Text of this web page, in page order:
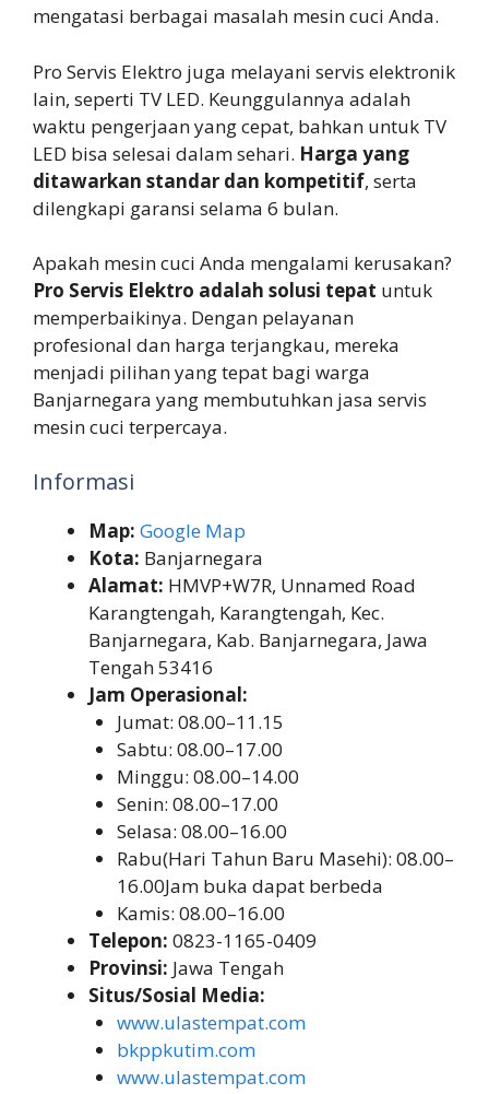
mengatasi berbagai masalah mesin cuci Anda.
Pro Servis Elektro juga melayani servis elektronik
lain, seperti TV LED. Keunggulannya adalah
waktu pengerjaan yang cepat, bahkan untuk TV
LED bisa selesai dalam sehari. Harga yang
ditawarkan standar dan kompetitif, serta
dilengkapi garansi selama 6 bulan.
Apakah mesin cuci Anda mengalami kerusakan?
Pro Servis Elektro adalah solusi tepat untuk
memperbaikinya. Dengan pelayanan
profesional dan harga terjangkau, mereka
menjadi pilihan yang tepat bagi warga
Banjarnegara yang membutuhkan jasa servis
mesin cuci terpercaya.
Informasi
Map: Google Map
Kota: Banjarnegara
Alamat: HMVP+W7R, Unnamed Road
Karangtengah, Karangtengah, Kec.
Banjarnegara, Kab. Banjarnegara, Jawa
Tengah 53416
Jam Operasional:
Jumat: 08.00–11.15
Sabtu: 08.00–17.00
Minggu: 08.00–14.00
Senin: 08.00–17.00
Selasa: 08.00–16.00
Rabu(Hari Tahun Baru Masehi): 08.00–
16.00Jam buka dapat berbeda
Kamis: 08.00–16.00
Telepon: 0823-1165-0409
Provinsi: Jawa Tengah
Situs/Sosial Media:
www.ulastempat.com
bkppkutim.com
www.ulastempat.com